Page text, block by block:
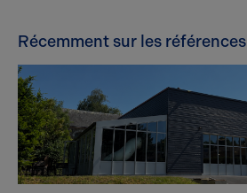
Récemment sur les références